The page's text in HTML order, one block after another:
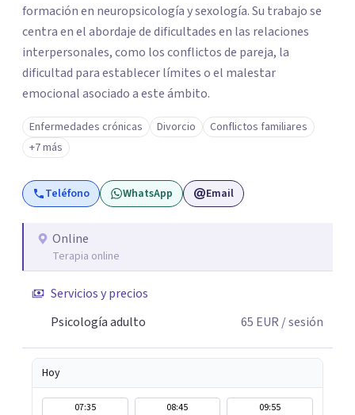
formación en neuropsicología y sexología. Su trabajo se
centra en el abordaje de dificultades en las relaciones
interpersonales, como los conflictos de pareja, la
dificultad para establecer límites o el malestar
emocional asociado a este ámbito.
Enfermedades crónicas Divorcio
Conflictos familiares
+7 más
Teléfono WhatsApp Email
Online
Terapia online
Servicios y precios
Psicología adulto
65 EUR / sesión
Hoy
07:35 08:45 09:55